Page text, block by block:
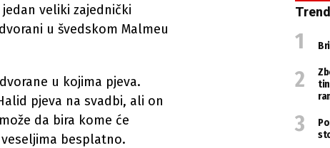
veliki zajednički
u švedskom Malmeu
u kojima pjeva.
pjeva na svadbi, ali on
da bira kome će
besplatno.